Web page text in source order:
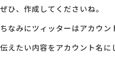
ぜひ、作成してくださいね。
ちなみにツィッターはアカウン
伝えたい内容をアカウント名に